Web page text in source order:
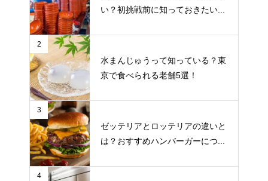
い？初挑戦前に知っておきたい...
2
水まんじゅうって知っている？東
京で食べられる老舗5選！
3
ゼッテリアとロッテリアの違いと
は？おすすめハンバーガーにつ...
4